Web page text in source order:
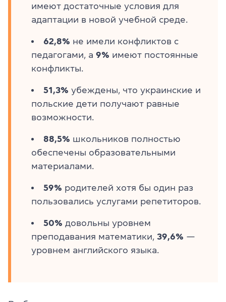
имеют достаточные условия для
адаптации в новой учебной среде.
62,8% не имели конфликтов с
педагогами, а 9% имеют постоянные
конфликты.
51,3% убеждены, что украинские и
польские дети получают равные
возможности.
88,5% школьников полностью
обеспечены образовательными
материалами.
59% родителей хотя бы один раз
пользовались услугами репетиторов.
50% довольны уровнем
преподавания математики, 39,6% —
уровнем английского языка.